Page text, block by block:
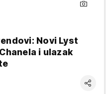
Novi Lyst
i ulazak